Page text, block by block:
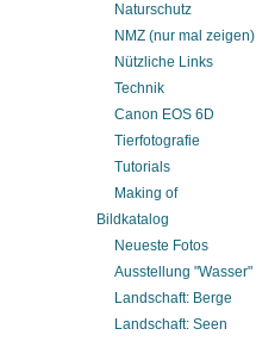
Naturschutz
NMZ (nur mal zeigen)
Nützliche Links
Technik
Canon EOS 6D
Tierfotografie
Tutorials
Making of
Bildkatalog
Neueste Fotos
Ausstellung "Wasser"
Landschaft: Berge
Landschaft: Seen